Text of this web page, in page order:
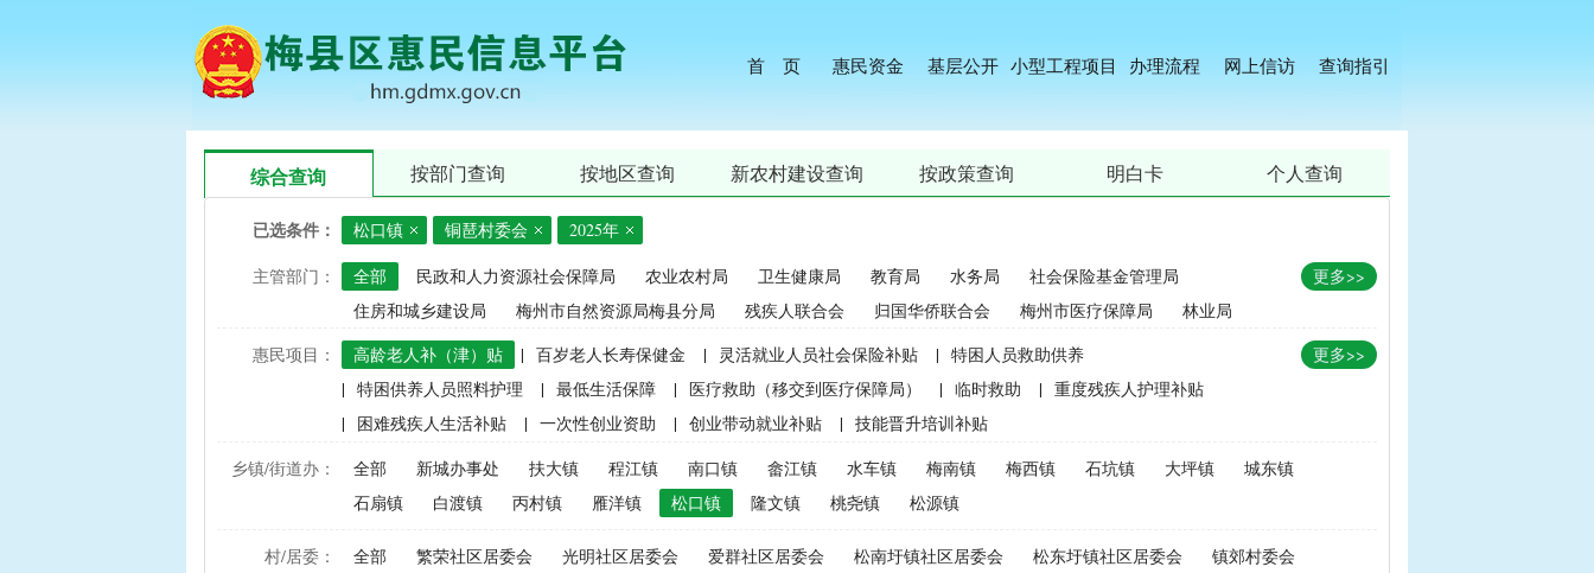
首 页 惠民资金 基层公开 小型工程项目 办理流程 网上信访 查询指引
综合查询 按部门查询 按地区查询 新农村建设查询 按政策查询 明白卡 个人查询
已选条件： 松口镇 铜琶村委会 2025年
主管部门： 全部 民政和人力资源社会保障局 农业农村局 卫生健康局 教育局 水务局
社会保险基金管理局
住房和城乡建设局
梅州市自然资源局梅县分局 残疾人联合会 归国华侨联合会 梅州市医疗保障局 林业局
更多>>
惠民项目： 高龄老人补（津）贴 | 百岁老人长寿保健金 | 灵活就业人员社会保险补贴 | 特困人员救助供养
| 特困供养人员照料护理 | 最低生活保障 | 医疗救助（移交到医疗保障局） | 临时救助 | 重度残疾人护理补贴
|
困难残疾人生活补贴 | 一次性创业资助 | 创业带动就业补贴 | 技能晋升培训补贴
建档立卡家庭经济困难学生精准资助（2021年秋季学期起不再实施） | 中等职业学校国家助学金 | 畜牧品种改良经费
中央财政水稻、玉米、小麦良种补贴（2015年更改为“耕地地力保护补贴”） | 屠宰环节病害猪无害化处理补助
农资综合直补及种粮直补（2015年更改为“耕地地力保护补贴”） 优质后备母奶牛饲养补贴 | 政策性能繁母猪保险费补贴
更多>>
乡镇/街道办： 全部 新城办事处 扶大镇 程江镇 南口镇 畲江镇 水车镇 梅南镇 梅西镇 石坑镇 大坪镇
城东镇
石扇镇
白渡镇 丙村镇 雁洋镇 松口镇 隆文镇 桃尧镇 松源镇
村/居委： 全部 繁荣社区居委会 光明社区居委会 爱群社区居委会 松南圩镇社区居委会 松东圩镇社区居委会
镇郊村委会